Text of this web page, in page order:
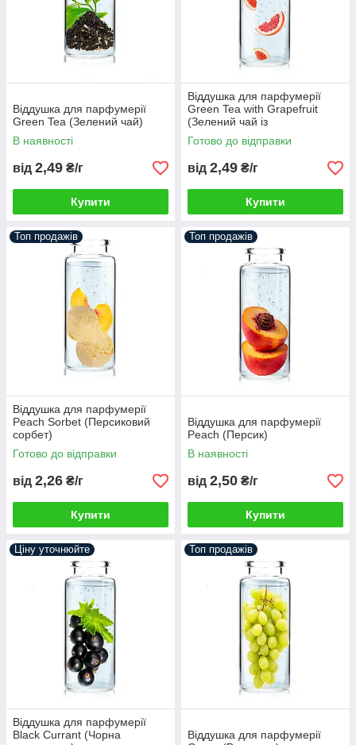
Віддушка для парфумерії
Green Tea (Зелений чай)
В наявності
від 2,49 ₴/г
Купити
Віддушка для парфумерії
Green Tea with Grapefruit
(Зелений чай із
грейпфрутом)
Готово до відправки
від 2,49 ₴/г
Купити
Топ продажів
Віддушка для парфумерії
Peach Sorbet (Персиковий
сорбет)
Готово до відправки
від 2,26 ₴/г
Купити
Топ продажів
Віддушка для парфумерії
Peach (Персик)
В наявності
від 2,50 ₴/г
Купити
Ціну уточнюйте
Віддушка для парфумерії
Black Currant (Чорна
Топ продажів
Віддушка для парфумерії